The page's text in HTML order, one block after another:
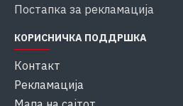
Постапка за рекламација
КОРИСНИЧКА ПОДДРШКА
Контакт
Рекламација